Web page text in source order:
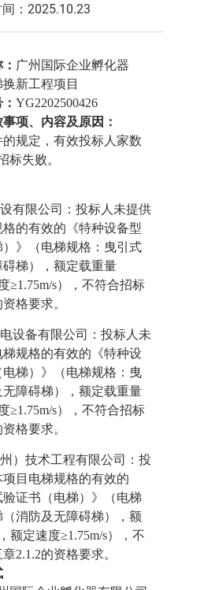
：2025.10.23
广州国际企业孵化器
新工程项目
YG2202500426
项、内容及原因：
规定， 有效投标人家数
标失败。
有限公司 ： 投标人未提供
的有效的《特种设备型
》（电梯规格：曳引式
梯），额定载重量
≥1.75m/s），不符合招标
格要求。
设备有限公司 ： 投标人未
规格的有效的《特种设
梯）》（电梯规格：曳
障碍梯），额定载重量
≥1.75m/s），不符合招标
格要求。
）技术工程有限公司 ： 投
目电梯规格的有效的
验证书（电梯）》（电梯
消防及无障碍梯），额
额定速度≥1.75m/s），不
2.1.2的资格要求。